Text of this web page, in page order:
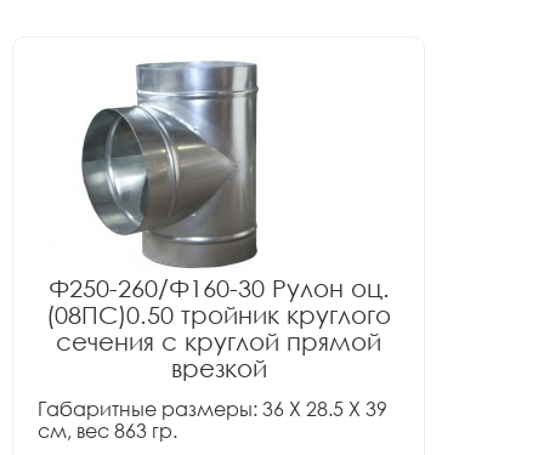
Ф250-260/Ф160-30 Рулон оц.
(08ПС)0.50 тройник круглого
сечения с круглой прямой
врезкой
Габаритные размеры: 36 X 28.5 X 39
см, вес 863 гр.